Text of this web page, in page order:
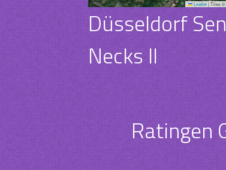
Leaflet |Tiles ©
Düsseldorf
Necks II
Ratingen